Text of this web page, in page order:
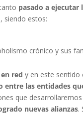
pasado a ejecutar
siendo estos:
crónico y sus
red y en este sentido
entre las entidades
que
nuevas alianzas.